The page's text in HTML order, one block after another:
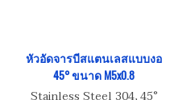
หัวอัดจารบีสแตนเลสแบบงอ
45° ขนาด M5x0.8
Stainless Steel 304, 45°